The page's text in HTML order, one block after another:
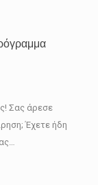
Σας άρεσε
Έχετε ήδη